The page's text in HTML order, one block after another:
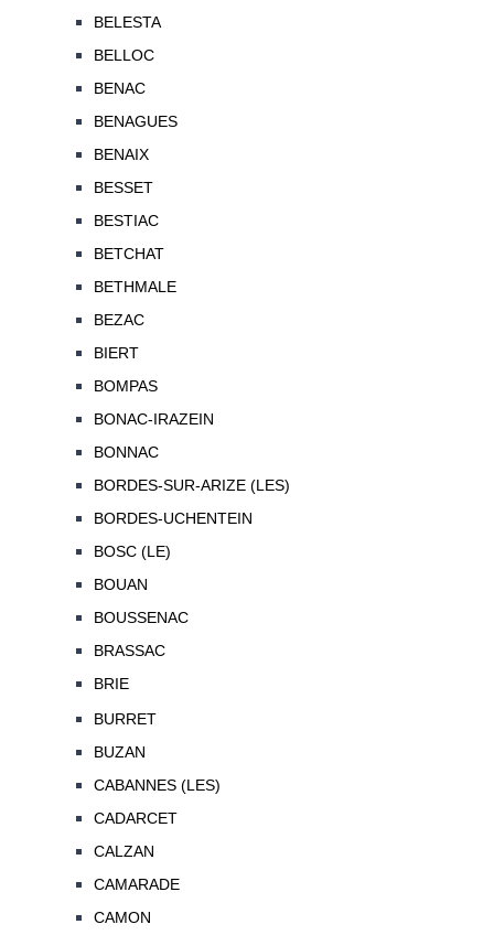
BELESTA
BELLOC
BENAC
BENAGUES
BENAIX
BESSET
BESTIAC
BETCHAT
BETHMALE
BEZAC
BIERT
BOMPAS
BONAC-IRAZEIN
BONNAC
BORDES-SUR-ARIZE (LES)
BORDES-UCHENTEIN
BOSC (LE)
BOUAN
BOUSSENAC
BRASSAC
BRIE
BURRET
BUZAN
CABANNES (LES)
CADARCET
CALZAN
CAMARADE
CAMON